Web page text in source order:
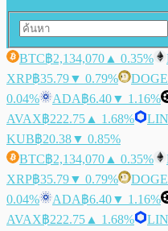
BTC฿2,134,070 ▲ 0.35%
XRP฿35.79▼ 0.79% DOGE
0.04%
ADA฿6.40▼ 1.16%
AVAX฿222.75 ▲ 1.68%
KUB฿20.38▼ 0.85%
BTC฿2,134,070 ▲ 0.35%
XRP฿35.79▼ 0.79% DOGE
0.04%
ADA฿6.40▼ 1.16%
AVAX฿222.75 ▲ 1.68%